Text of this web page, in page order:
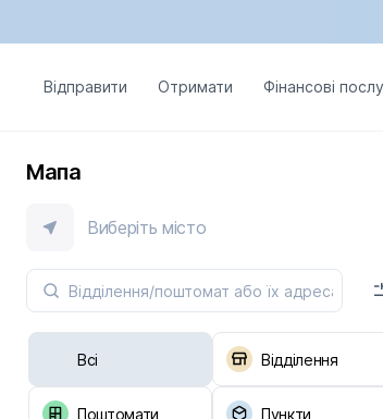
Відправити Отримати Фінансові
Мапа
Виберіть місто
Всі Відділення
Поштомати Пункти